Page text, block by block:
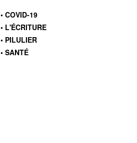
• COVID-19
• L'ÉCRITURE
• PILULIER
• SANTÉ